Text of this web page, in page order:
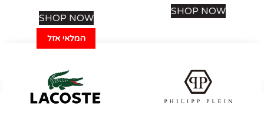
SHOP NOW
המלאי אזל
SHOP NOW